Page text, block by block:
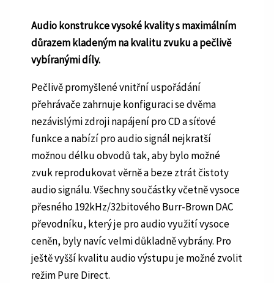
Audio konstrukce vysoké kvality s maximálním
důrazem kladeným na kvalitu zvuku a pečlivě
vybíranými díly.
Pečlivě promyšlené vnitřní uspořádání
přehrávače zahrnuje konfiguraci se dvěma
nezávislými zdroji napájení pro CD a síťové
funkce a nabízí pro audio signál nejkratší
možnou délku obvodů tak, aby bylo možné
zvuk reprodukovat věrně a beze ztrát čistoty
audio signálu. Všechny součástky včetně vysoce
přesného 192kHz/32bitového Burr-Brown DAC
převodníku, který je pro audio využití vysoce
ceněn, byly navíc velmi důkladně vybrány. Pro
ještě vyšší kvalitu audio výstupu je možné zvolit
režim Pure Direct.